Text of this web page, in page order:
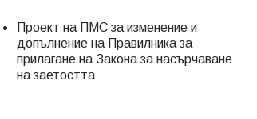
Проект на ПМС за изменение и
допълнение на Правилника за
прилагане на Закона за насърчаване
на заетостта